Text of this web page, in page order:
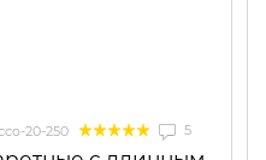
20-250 5